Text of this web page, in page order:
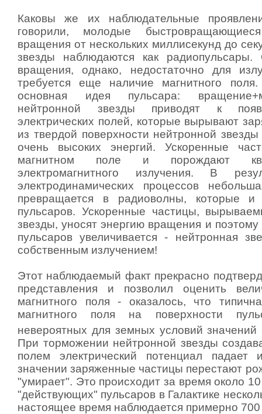
Каковы же их наблюдательные
говорили, молодые
вращения от нескольких миллисекунд до
звезды наблюдаются как радиопульсары.
вращения, однако, недостаточно для
требуется еще наличие магнитного
основная идея пульсара:
нейтронной звезды приводят к
электрических полей, которые вырывают
из твердой поверхности нейтронной
очень высоких энергий. Ускоренные
магнитном поле и порождают
электромагнитного излучения. В
электродинамических процессов
превращается в радиоволны, которые и
пульсаров. Ускоренные частицы,
звезды, уносят энергию вращения и
пульсаров увеличивается - нейтронная
собственным излучением!
Этот наблюдаемый факт прекрасно
представления и позволил оценить
магнитного поля - оказалось, что
магнитного поля на поверхности
невероятных для земных условий значений
При торможении нейтронной звезды
полем электрический потенциал падает
значении заряженные частицы перестают
"умирает". Это происходит за время около
"действующих" пульсаров в Галактике
настоящее время наблюдается примерно 700